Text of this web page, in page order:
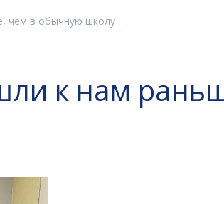
чем в обычную школу
к нам